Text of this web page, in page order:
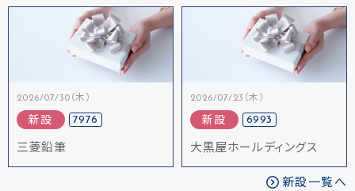
2026/07/30（木）
新設 7976
三菱鉛筆
2026/07/23（木）
新設 6993
大黒屋ホールディングス
新設一覧へ